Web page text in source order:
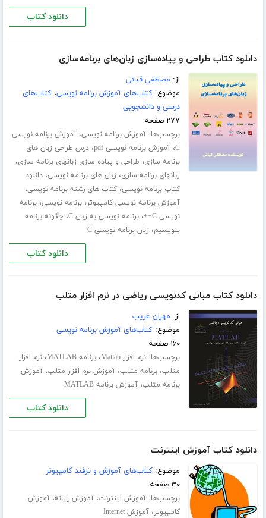
دانلود کتاب
دانلود کتاب طراحی و پیاده‌سازی زبان‌های برنامه‌سازی
از: مصطفی قبائی
موضوع:کتاب‌های آموزش برنامه نویسی،کتاب‌های
درسی و دانشجویی
۲۷۷ صفحه
برچسب‌ها:آموزش برنامه نویسی،آموزش برنامه نویسی
C،آموزش برنامه نویسی pdf ،درس طراحی زبان های
برنامه سازی، طراحی و پیاده سازی زبانهای برنامه سازی،
زبانهای برنامه سازی، زبان های برنامه نویسی،دانلود
کتاب برنامه نویسی،کتاب های رشته برنامه نویسی،
آموزش برنامه نویسی کامپیوتر،برنامه نویسی،برنامه
نویسی C++
،برنامه نویسی به زبان C ، چگونه برنامه
بنویسیم، زبان برنامه نویسی C
دانلود کتاب
دانلود کتاب مبانی کدنویسی ریاضی در نرم افزار متلب
از: مهران غریب
موضوع:کتاب‌های آموزش برنامه نویسی
۱۶۰ صفحه
برچسب‌ها:نرم افزار Matlab ،برنامه MATLAB ،نرم افزار
متلب،برنامه متلب،آموزش نرم افزار متلب،آموزش
برنامه متلب،آموزش برنامه MATLAB
دانلود کتاب
دانلود کتاب آموزش اینترنت
موضوع:کتاب‌های آموزش و ترفند کامپیوتر
۳۰ صفحه
برچسب‌ها:آموزش اینترنت،آموزش رایانه،آموزش
کامپیوتر،آموزش Internet